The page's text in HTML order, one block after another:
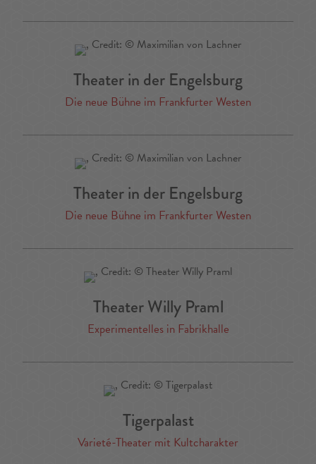
Theater in der Engelsburg
Die neue Bühne im Frankfurter Westen
Theater in der Engelsburg
Die neue Bühne im Frankfurter Westen
Theater Willy Praml
Experimentelles in Fabrikhalle
Tigerpalast
Varieté-Theater mit Kultcharakter